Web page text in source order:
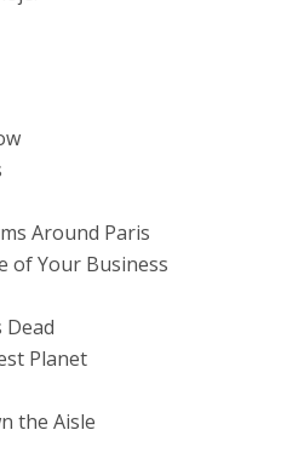
Around Paris
of Your Business
Planet
the Aisle